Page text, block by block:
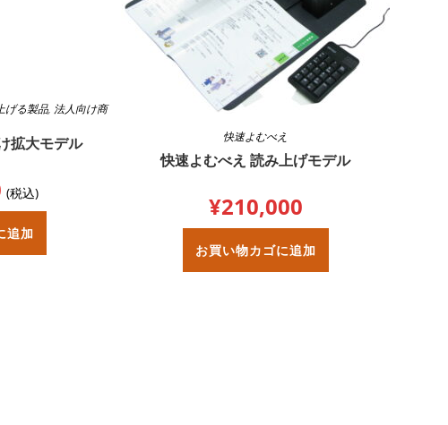
げる製品, 法人向け商
拡大モデル
(税込)
追加
快速よむべえ
快速よむべえ 読み上げモデル
¥210,000
お買い物カゴに追加